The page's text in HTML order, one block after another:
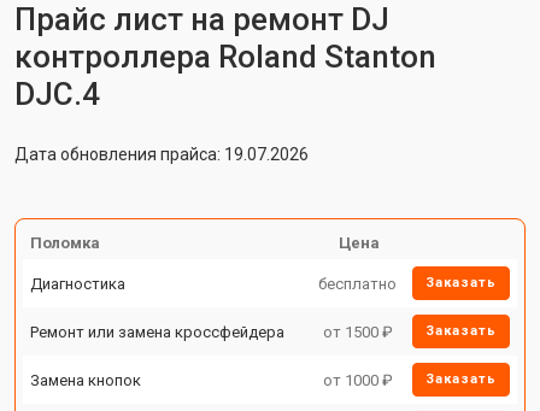
Прайс лист на ремонт DJ
контроллера Roland Stanton
DJC.4
Дата обновления прайса: 19.07.2026
Поломка Цена
Диагностика бесплатно Заказать
Ремонт или замена кроссфейдера от 1500 ₽ Заказать
Замена кнопок от 1000 ₽ Заказать